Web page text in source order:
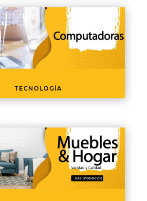
TECNOLOGÍA